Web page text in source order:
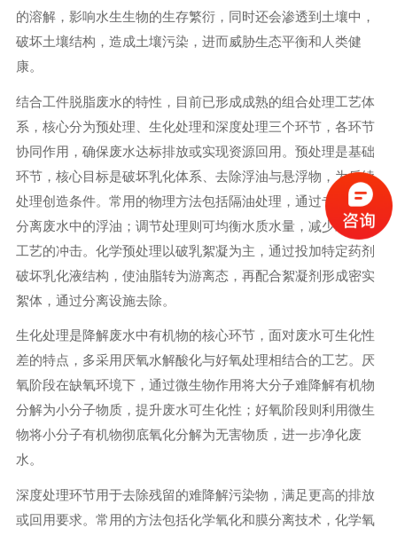
的溶解，影响水生生物的生存繁衍，同时还会渗透到土壤中，
破坏土壤结构，造成土壤污染，进而威胁生态平衡和人类健
康。
结合工件脱脂废水的特性，目前已形成成熟的组合处理工艺体
系，核心分为预处理、生化处理和深度处理三个环节，各环节
协同作用，确保废水达标排放或实现资源回用。预处理是基础
环节，核心目标是破坏乳化体系、去除浮油与悬浮物，为后续
处理创造条件。常用的物理方法包括隔油处理，通过专用设施
分离废水中的浮油；调节处理则可均衡水质水量，减少对后续
工艺的冲击。化学预处理以破乳絮凝为主，通过投加特定药剂
破坏乳化液结构，使油脂转为游离态，再配合絮凝剂形成密实
絮体，通过分离设施去除。
生化处理是降解废水中有机物的核心环节，面对废水可生化性
差的特点，多采用厌氧水解酸化与好氧处理相结合的工艺。厌
氧阶段在缺氧环境下，通过微生物作用将大分子难降解有机物
分解为小分子物质，提升废水可生化性；好氧阶段则利用微生
物将小分子有机物彻底氧化分解为无害物质，进一步净化废
水。
深度处理环节用于去除残留的难降解污染物，满足更高的排放
或回用要求。常用的方法包括化学氧化和膜分离技术，化学氧